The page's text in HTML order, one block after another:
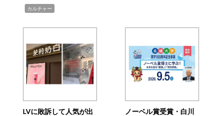
カルチャー
LVに敗訴して人気が出
ノーベル賞受賞・白川